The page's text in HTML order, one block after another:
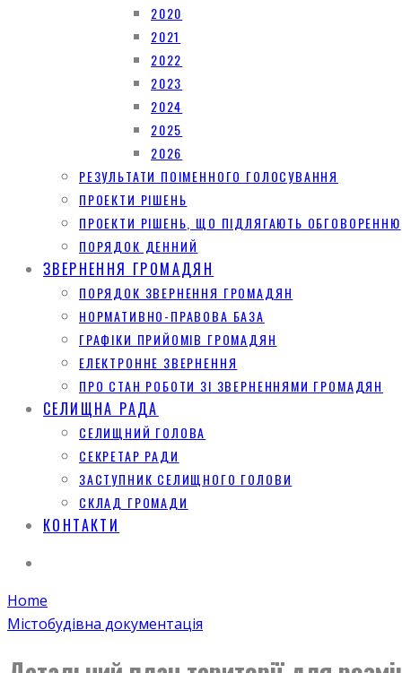
2020
2021
2022
2023
2024
2025
2026
РЕЗУЛЬТАТИ ПОІМЕННОГО ГОЛОСУВАННЯ
ПРОЕКТИ РІШЕНЬ
ПРОЕКТИ РІШЕНЬ, ЩО ПІДЛЯГАЮТЬ ОБГОВОРЕННЮ
ПОРЯДОК ДЕННИЙ
ЗВЕРНЕННЯ ГРОМАДЯН
ПОРЯДОК ЗВЕРНЕННЯ ГРОМАДЯН
НОРМАТИВНО-ПРАВОВА БАЗА
ГРАФІКИ ПРИЙОМІВ ГРОМАДЯН
ЕЛЕКТРОННЕ ЗВЕРНЕННЯ
ПРО СТАН РОБОТИ ЗІ ЗВЕРНЕННЯМИ ГРОМАДЯН
СЕЛИЩНА РАДА
СЕЛИЩНИЙ ГОЛОВА
СЕКРЕТАР РАДИ
ЗАСТУПНИК СЕЛИЩНОГО ГОЛОВИ
СКЛАД ГРОМАДИ
КОНТАКТИ
Home
Містобудівна документація